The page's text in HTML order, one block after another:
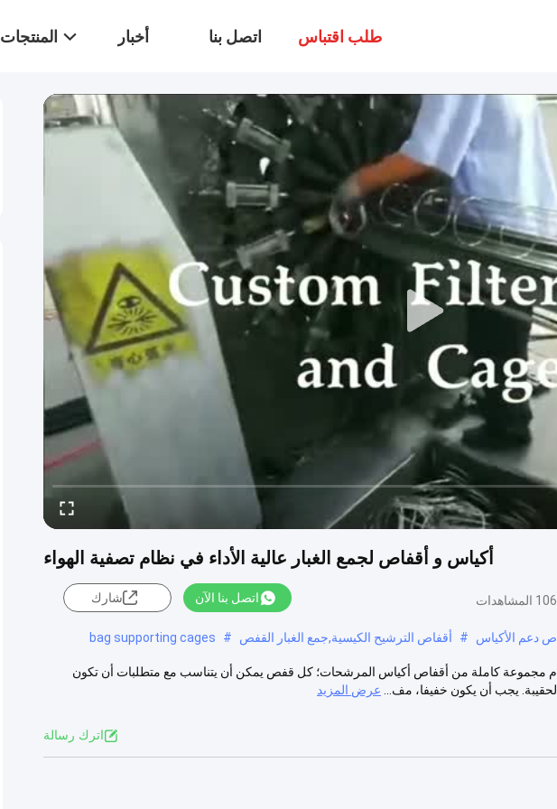
المنتجات أخبار اتصل بنا طلب اقتباس
أكياس و أقفاص لجمع الغبار عالية الأداء في نظام تصفية الهواء
106 المشاهدات اتصل بنا الآن شارك
دعم الأكياس # أقفاص الترشيح الكيسية,جمع الغبار القفص #
bag supporting cages
مجموعة كاملة من أقفاص أكياس المرشحات؛ كل قفص يمكن أن يتناسب مع متطلبات أن تكون
يجب أن يكون خفيفا، مف...
عرض المزيد
اترك رسالة